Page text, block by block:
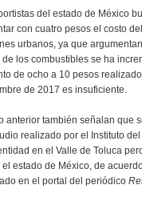
del estado de México
con cuatro pesos el costo
urbanos, ya que
los combustibles se ha
de ocho a 10 pesos
de 2017 es insuficiente.
anterior también señalan que
realizado por el Instituto
en el Valle de Toluca
el estado de México, de
en el portal del periódico